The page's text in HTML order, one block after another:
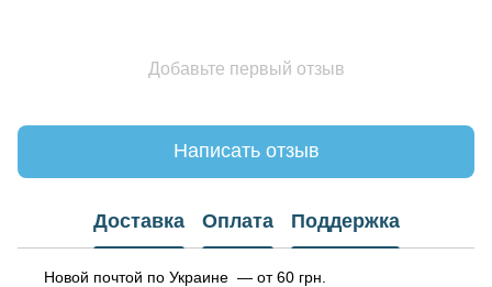
Добавьте первый отзыв
Написать отзыв
Доставка Оплата Поддержка
Новой почтой по Украине — от 60 грн.